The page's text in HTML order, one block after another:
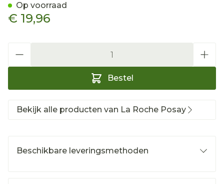
€ 19,96
Bestel
Op voorraad
Bekijk alle producten van La Roche Posay
Beschikbare leveringsmethoden